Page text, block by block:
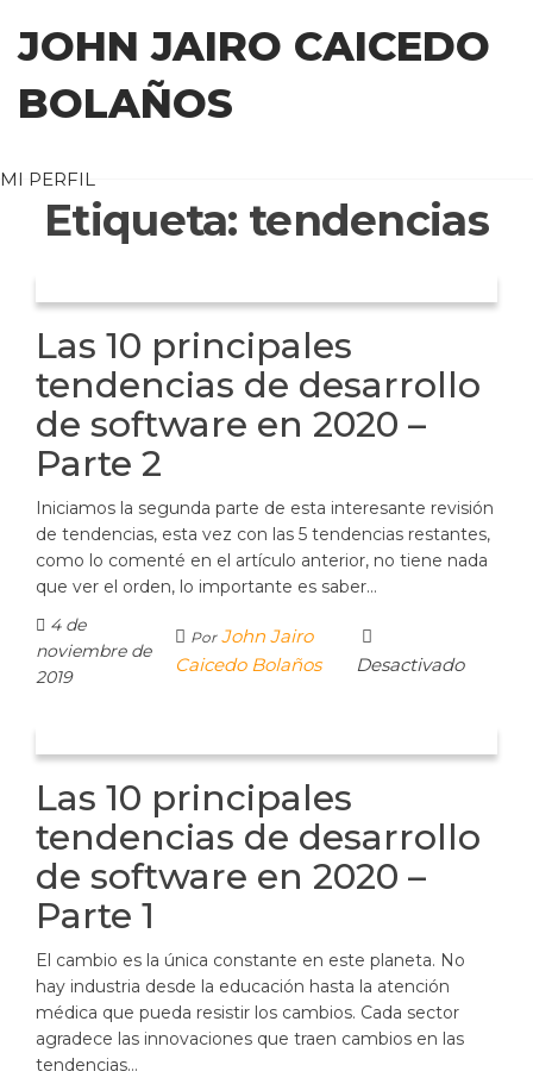
JOHN JAIRO CAICEDO
BOLAÑOS
MI PERFIL
Etiqueta: tendencias
Las 10 principales
tendencias de desarrollo
de software en 2020 –
Parte 2
Iniciamos la segunda parte de esta interesante revisión
de tendencias, esta vez con las 5 tendencias restantes,
como lo comenté en el artículo anterior, no tiene nada
que ver el orden, lo importante es saber…
4 de
noviembre de
2019
Por John Jairo
Caicedo Bolaños
Desactivado
Las 10 principales
tendencias de desarrollo
de software en 2020 –
Parte 1
El cambio es la única constante en este planeta. No
hay industria desde la educación hasta la atención
médica que pueda resistir los cambios. Cada sector
agradece las innovaciones que traen cambios en las
tendencias…